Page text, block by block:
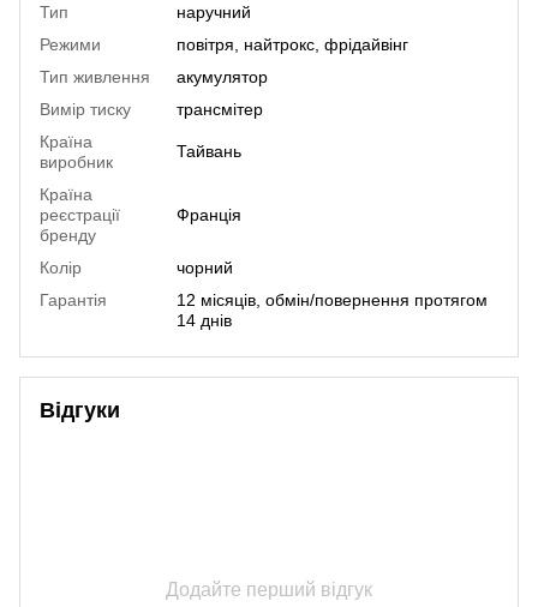
Тип
наручний
Режими
повітря, найтрокс, фрідайвінг
Тип живлення
акумулятор
Вимір тиску
трансмітер
Країна
виробник
Тайвань
Країна
реєстрації
бренду
Франція
Колір
чорний
Гарантія
12 місяців, обмін/повернення протягом
14 днів
Відгуки
Додайте перший відгук